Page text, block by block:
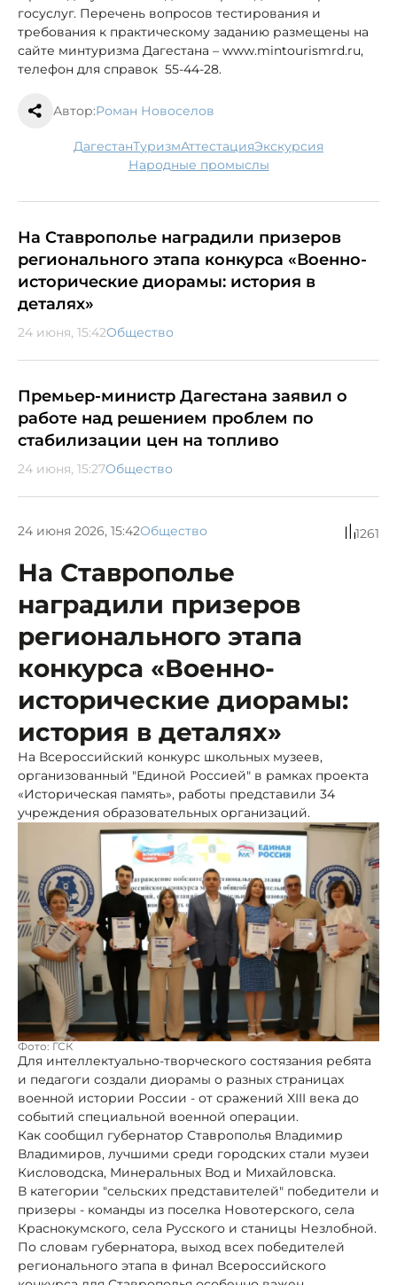
госуслуг. Перечень вопросов тестирования и
требования к практическому заданию размещены на
сайте минтуризма Дагестана – www.mintourismrd.ru,
телефон для справок 55-44-28.
Автор:Роман Новоселов
Дагестан туризм аттестация
экскурсия
народные промыслы
На Ставрополье наградили призеров
регионального этапа конкурса «Военно-
исторические диорамы: история в
деталях»
24 июня, 15:42Общество
Премьер-министр Дагестана заявил о
работе над решением проблем по
стабилизации цен на топливо
24 июня, 15:27Общество
24 июня 2026, 15:42Общество 1261
На Ставрополье
наградили призеров
регионального этапа
конкурса «Военно-
исторические диорамы:
история в деталях»
На Всероссийский конкурс школьных музеев,
организованный "Единой Россией" в рамках проекта
«Историческая память», работы представили 34
учреждения образовательных организаций.
Фото: ГСК
Для интеллектуально-творческого состязания ребята
и педагоги создали диорамы о разных страницах
военной истории России - от сражений XIII века до
событий специальной военной операции.
Как сообщил губернатор Ставрополья Владимир
Владимиров, лучшими среди городских стали музеи
Кисловодска, Минеральных Вод и Михайловска.
В категории "сельских представителей" победители и
призеры - команды из поселка Новотерского, села
Краснокумского, села Русского и станицы Незлобной.
По словам губернатора, выход всех победителей
регионального этапа в финал Всероссийского